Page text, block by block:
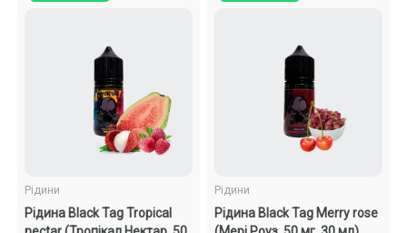
Подарункові набори
Знижки та опт
Рідини
Рідина Black Tag Tropical
Рідини
Рідина Black Tag Merry rose